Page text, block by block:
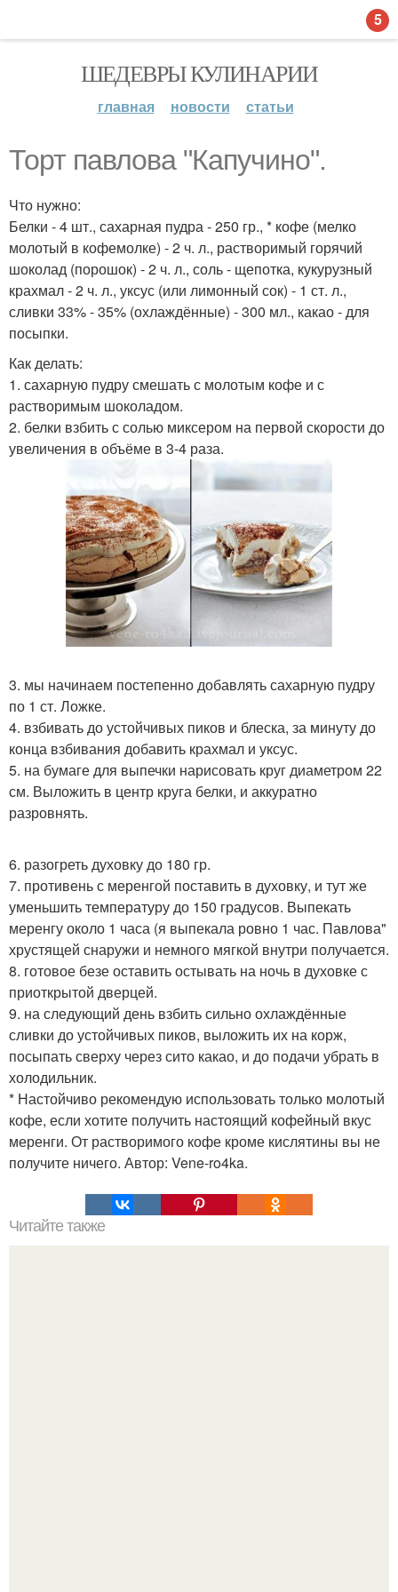
ШЕДЕВРЫ КУЛИНАРИИ
главная новости статьи
Торт павлова "Капучино".
Что нужно:
Белки - 4 шт., сахарная пудра - 250 гр., * кофе (мелко
молотый в кофемолке) - 2 ч. л., растворимый горячий
шоколад (порошок) - 2 ч. л., соль - щепотка, кукурузный
крахмал - 2 ч. л., уксус (или лимонный сок) - 1 ст. л.,
сливки 33% - 35% (охлаждённые) - 300 мл., какао - для
посыпки.
Как делать:
1. сахарную пудру смешать с молотым кофе и с
растворимым шоколадом.
2. белки взбить с солью миксером на первой скорости до
увеличения в объёме в 3-4 раза.
3. мы начинаем постепенно добавлять сахарную пудру
по 1 ст. Ложке.
4. взбивать до устойчивых пиков и блеска, за минуту до
конца взбивания добавить крахмал и уксус.
5. на бумаге для выпечки нарисовать круг диаметром 22
см. Выложить в центр круга белки, и аккуратно
разровнять.
6. разогреть духовку до 180 гр.
7. противень с меренгой поставить в духовку, и тут же
уменьшить температуру до 150 градусов. Выпекать
меренгу около 1 часа (я выпекала ровно 1 час. Павлова"
хрустящей снаружи и немного мягкой внутри получается.
8. готовое безе оставить остывать на ночь в духовке с
приоткрытой дверцей.
9. на следующий день взбить сильно охлаждённые
сливки до устойчивых пиков, выложить их на корж,
посыпать сверху через сито какао, и до подачи убрать в
холодильник.
* Настойчиво рекомендую использовать только молотый
кофе, если хотите получить настоящий кофейный вкус
меренги. От растворимого кофе кроме кислятины вы не
получите ничего. Автор: Vene-ro4ka.
Читайте также
5